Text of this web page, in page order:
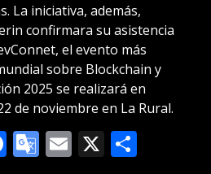
La iniciativa, además,
confirmara su asistencia
el evento más
sobre Blockchain y
2025 se realizará en
de noviembre en La Rural.
Facebook
Google
Email
X